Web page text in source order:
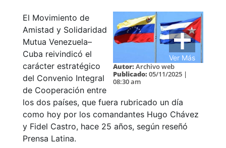
Ver Más
Autor: Archivo web
Publicado: 05/11/2025 |
08:30 am
El Movimiento de
Amistad y Solidaridad
Mutua Venezuela–
Cuba reivindicó el
carácter estratégico
del Convenio Integral
de Cooperación entre
los dos países, que fuera rubricado un día
como hoy por los comandantes Hugo Chávez
y Fidel Castro, hace 25 años, según reseñó
Prensa Latina.